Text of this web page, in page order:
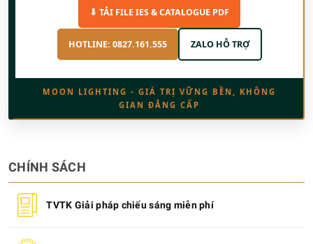
⬇ TẢI FILE IES & CATALOGUE PDF
HOTLINE: 0827.161.555 ZALO HỖ TRỢ
MOON LIGHTING - GIÁ TRỊ VỮNG BỀN, KHÔNG
GIAN ĐẲNG CẤP
CHÍNH SÁCH
TVTK Giải pháp chiếu sáng miễn phí